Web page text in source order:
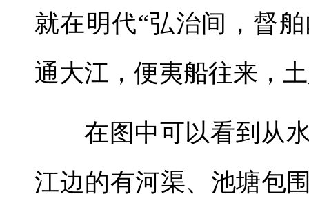
就在明代“弘治间，督
通大江，便夷船往来，
在图中可以看到从
江边的有河渠、池塘包